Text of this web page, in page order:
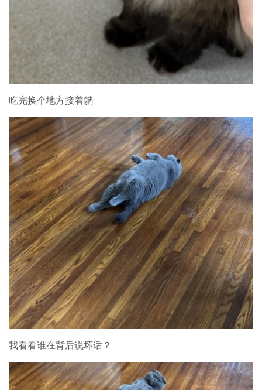
吃完换个地方接着躺
我看看谁在背后说坏话？